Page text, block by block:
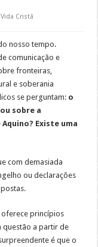
Cristã
nosso tempo.
comunicação e
fronteiras,
e soberania
se perguntam: o
sobre a
Existe uma
com demasiada
ou declarações
oferece princípios
questão a partir de
é que o